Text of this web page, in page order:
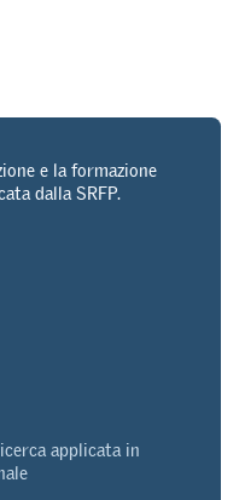
e la formazione
dalla SRFP.
applicata in